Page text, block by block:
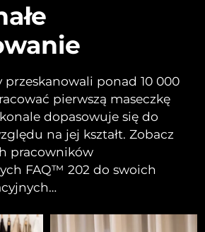
przeskanowali ponad 10 000
pierwszą maseczkę
dopasowuje się do
na jej kształt. Zobacz
pracowników
FAQ™ 202 do swoich